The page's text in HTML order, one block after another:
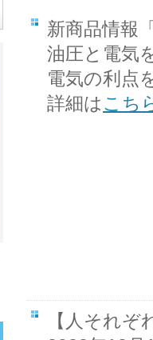
新商品情報
油圧と電気
電気の利点
詳細はこち
【人それ